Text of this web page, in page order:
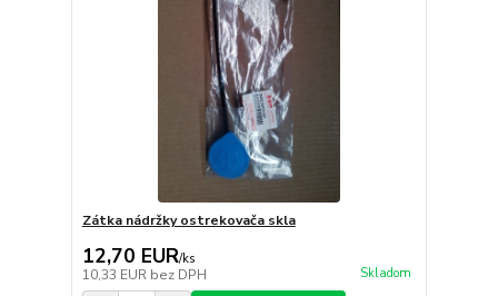
Zátka nádržky ostrekovača skla
12,70 EUR/ks
10,33 EUR bez DPH Skladom